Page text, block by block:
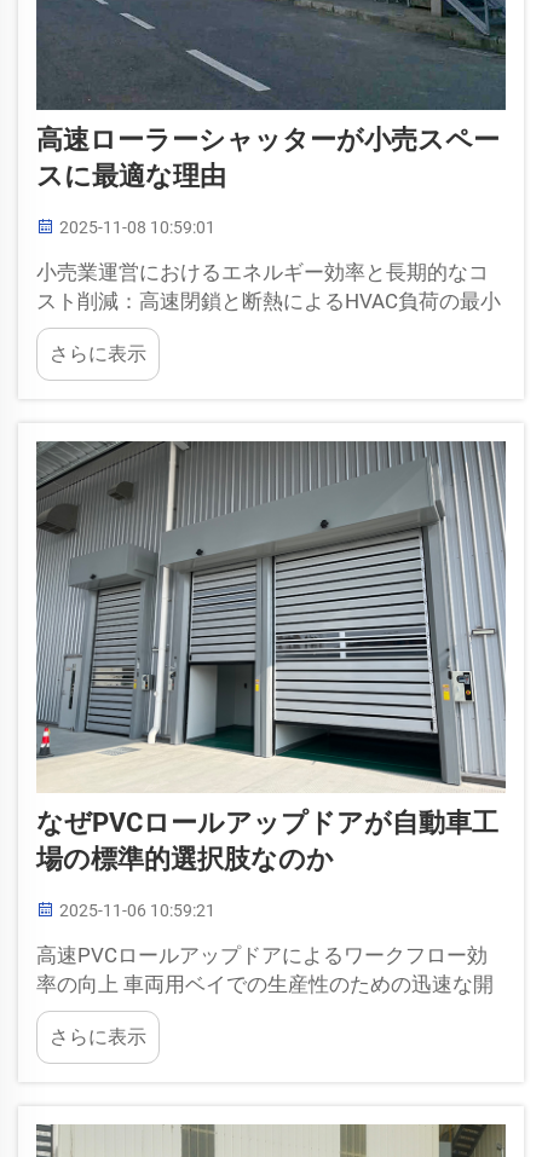
高速ローラーシャッターが小売スペー
スに最適な理由
2025-11-08 10:59:01
小売業運営におけるエネルギー効率と長期的なコ
スト削減：高速閉鎖と断熱によるHVAC負荷の最小
化。高速で作動するロールシャッターは約0.5秒で
気密状態を形成でき、これにより...
さらに表示
なぜPVCロールアップドアが自動車工
場の標準的選択肢なのか
2025-11-06 10:59:21
高速PVCロールアップドアによるワークフロー効
率の向上 車両用ベイでの生産性のための迅速な開
閉 今日の忙しい自動車修理工場では、円滑な作業
を維持するために迅速なアクセスポイントを持つ
ことが不可欠です。新しい高速...
さらに表示